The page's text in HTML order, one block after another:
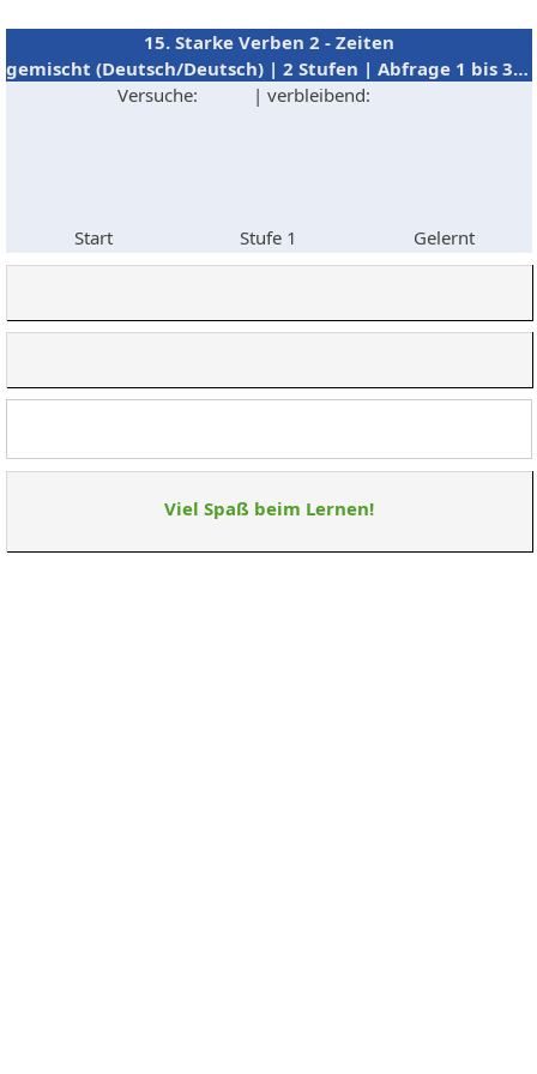
15. Starke Verben 2 - Zeiten
gemischt (Deutsch/Deutsch) | 2 Stufen | Abfrage 1 bis 34 (34)
Versuche:
| verbleibend:
Start Stufe 1 Gelernt
Viel Spaß beim Lernen!